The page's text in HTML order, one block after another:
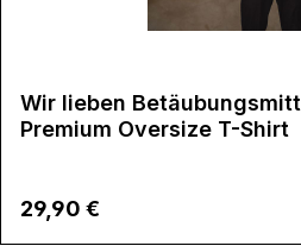
Wir lieben
Premium Oversize T-Shirt
Regulärer Preis:
29,90 €